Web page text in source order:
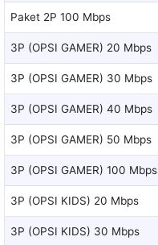
Paket 2P 100 Mbps
3P (OPSI GAMER) 20 Mbps
3P (OPSI GAMER) 30 Mbps
3P (OPSI GAMER) 40 Mbps
3P (OPSI GAMER) 50 Mbps
3P (OPSI GAMER) 100 Mbps
3P (OPSI KIDS) 20 Mbps
3P (OPSI KIDS) 30 Mbps